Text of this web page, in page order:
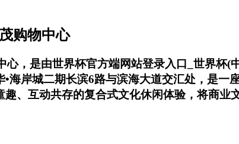
购物中心
心，是由世界杯官方端网站登录入口_世界杯
•海岸城二期长滨6路与滨海大道交汇处，是
趣、互动共存的复合式文化休闲体验，将商业